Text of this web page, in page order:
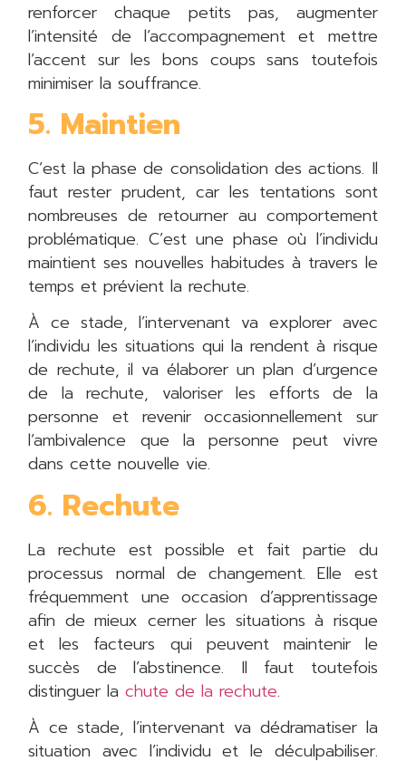
renforcer chaque petits pas, augmenter
l’intensité de l’accompagnement et mettre
l’accent sur les bons coups sans toutefois
minimiser la souffrance.
5. Maintien
C’est la phase de consolidation des actions. Il
faut rester prudent, car les tentations sont
nombreuses de retourner au comportement
problématique. C’est une phase où l’individu
maintient ses nouvelles habitudes à travers le
temps et prévient la rechute.
À ce stade, l’intervenant va explorer avec
l’individu les situations qui la rendent à risque
de rechute, il va élaborer un plan d’urgence
de la rechute, valoriser les efforts de la
personne et revenir occasionnellement sur
l’ambivalence que la personne peut vivre
dans cette nouvelle vie.
6. Rechute
La rechute est possible et fait partie du
processus normal de changement. Elle est
fréquemment une occasion d’apprentissage
afin de mieux cerner les situations à risque
et les facteurs qui peuvent maintenir le
succès de l’abstinence. Il faut toutefois
distinguer lachute de la rechute.
À ce stade, l’intervenant va dédramatiser la
situation avec l’individu et le déculpabiliser.